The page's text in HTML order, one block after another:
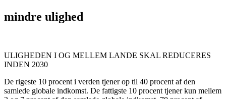
mindre ulighed
ULIGHEDEN I OG MELLEM LANDE SKAL REDUCERES
INDEN 2030
De rigeste 10 procent i verden tjener op til 40 procent af den
samlede globale indkomst. De fattigste 10 procent tjener kun mellem